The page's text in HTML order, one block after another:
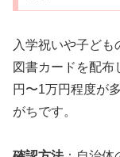
入学祝いや子ど
図書カードを配布
円〜1万円程度が
がちです。